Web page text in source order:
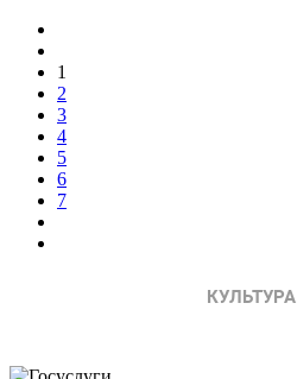
1
2
3
4
5
6
7